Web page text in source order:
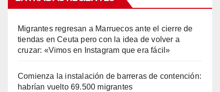
Migrantes regresan a Marruecos ante el cierre de
tiendas en Ceuta pero con la idea de volver a
cruzar: «Vimos en Instagram que era fácil»
Comienza la instalación de barreras de contención:
habrían vuelto 69.500 migrantes